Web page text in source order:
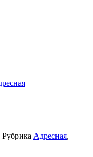
Рубрика Адресная,